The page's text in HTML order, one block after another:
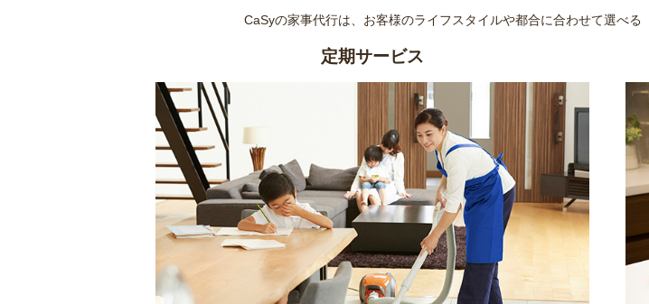
CaSyの家事代行は、お客様のライフスタイルや都合に合わせて選べる
定期サービス